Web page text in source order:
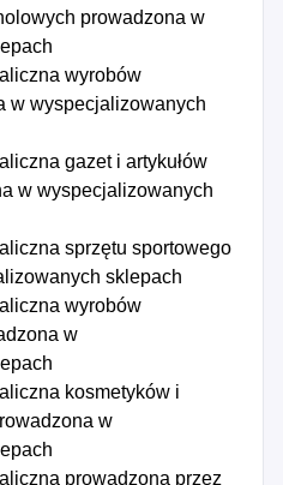
prowadzona w
wyrobów
w wyspecjalizowanych
gazet i artykułów
w wyspecjalizowanych
sprzętu sportowego
sklepach
wyrobów
w
kosmetyków i
w
prowadzona przez